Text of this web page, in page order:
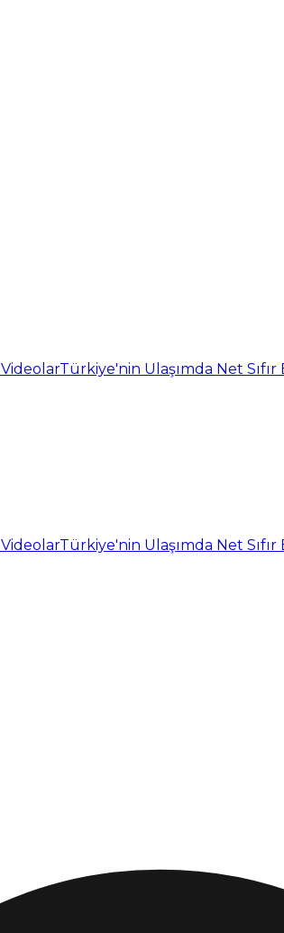
VideolarTürkiye'nin Ulaşımda Net
VideolarTürkiye'nin Ulaşımda Net